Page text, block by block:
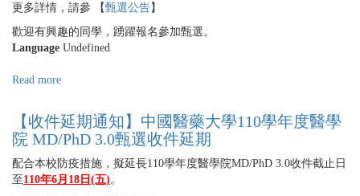
學
院
MD/PhD
取
名
藥
大
學
醫
學
院
MD/PhD
3.0
更多詳情，請參 【甄選公告】
歡迎有興趣的同學，踴躍報名參加甄選。
Language Undefined
Read more
件
延
期
通
知】
【收件延期通知】中國醫藥大學110學年度醫學
院 MD/PhD 3.0甄選收件延期
配合本校防疫措施，擬延長110學年度醫學院MD/PhD 3.0收件截止日
至110年6月18日(五) 。